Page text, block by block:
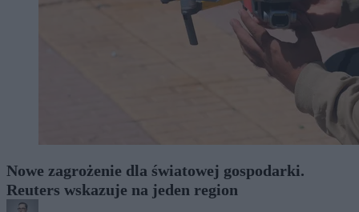
Nowe zagrożenie dla światowej gospodarki.
Reuters wskazuje na jeden region